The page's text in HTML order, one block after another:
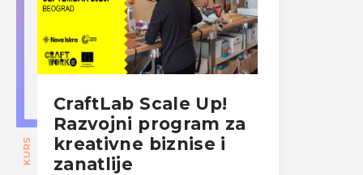
KURS
CraftLab Scale Up!
Razvojni program za
kreativne biznise i
zanatlije